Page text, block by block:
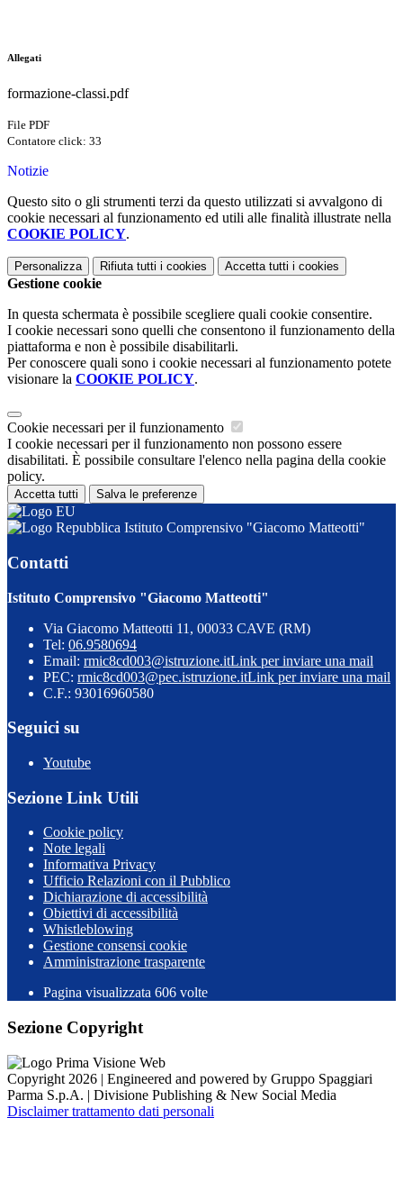
Allegati
formazione-classi.pdf
File PDF
Contatore click: 33
Notizie
Questo sito o gli strumenti terzi da questo utilizzati si avvalgono di
cookie necessari al funzionamento ed utili alle finalità illustrate nella
COOKIE POLICY.
Personalizza Rifiuta tutti i cookies Accetta tutti i cookies
Gestione cookie
In questa schermata è possibile scegliere quali cookie consentire.
I cookie necessari sono quelli che consentono il funzionamento della
piattaforma e non è possibile disabilitarli.
Per conoscere quali sono i cookie necessari al funzionamento potete
visionare la COOKIE POLICY.
Cookie necessari per il funzionamento
I cookie necessari per il funzionamento non possono essere
disabilitati. È possibile consultare l'elenco nella pagina della cookie
policy.
Accetta tutti Salva le preferenze
Istituto Comprensivo "Giacomo Matteotti"
Contatti
Istituto Comprensivo "Giacomo Matteotti"
Via Giacomo Matteotti 11, 00033 CAVE (RM)
Tel: 06.9580694
Email: rmic8cd003@istruzione.itLink per inviare una mail
PEC: rmic8cd003@pec.istruzione.itLink per inviare una mail
C.F.: 93016960580
Seguici su
Youtube
Sezione Link Utili
Cookie policy
Note legali
Informativa Privacy
Ufficio Relazioni con il Pubblico
Dichiarazione di accessibilità
Obiettivi di accessibilità
Whistleblowing
Gestione consensi cookie
Amministrazione trasparente
Pagina visualizzata 606 volte
Sezione Copyright
Copyright 2026 | Engineered and powered by Gruppo Spaggiari
Parma S.p.A. | Divisione Publishing & New Social Media
Disclaimer trattamento dati personali